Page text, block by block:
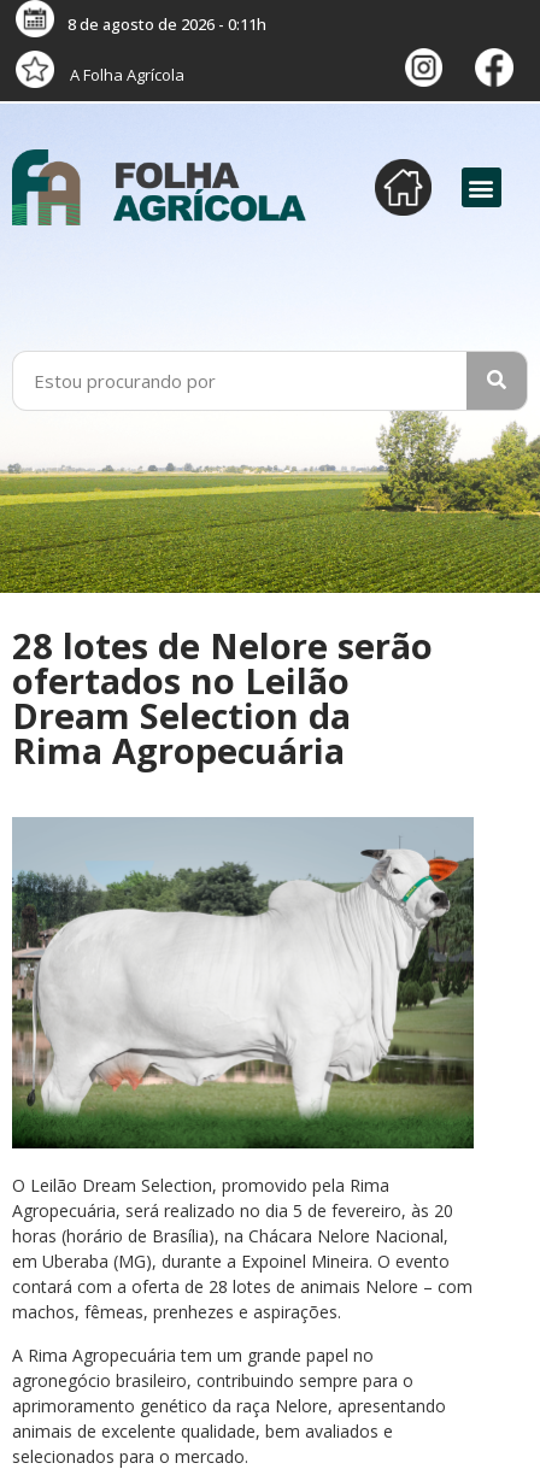
8 de agosto de 2026 - 0:11h
A Folha Agrícola
28 lotes de Nelore serão
ofertados no Leilão
Dream Selection da
Rima Agropecuária
O Leilão Dream Selection, promovido pela Rima
Agropecuária, será realizado no dia 5 de fevereiro, às 20
horas (horário de Brasília), na Chácara Nelore Nacional,
em Uberaba (MG), durante a Expoinel Mineira. O evento
contará com a oferta de 28 lotes de animais Nelore – com
machos, fêmeas, prenhezes e aspirações.
A Rima Agropecuária tem um grande papel no
agronegócio brasileiro, contribuindo sempre para o
aprimoramento genético da raça Nelore, apresentando
animais de excelente qualidade, bem avaliados e
selecionados para o mercado.